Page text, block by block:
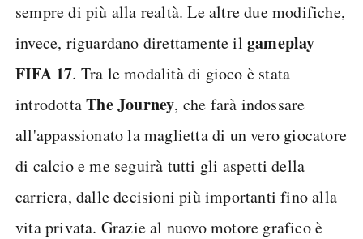
sempre di più alla realtà. Le altre due modifiche,
invece, riguardano direttamente il gameplay
FIFA 17. Tra le modalità di gioco è stata
introdottaThe Journey, che farà indossare
all'appassionato la maglietta di un vero giocatore
di calcio e me seguirà tutti gli aspetti della
carriera, dalle decisioni più importanti fino alla
vita privata. Grazie al nuovo motore grafico è